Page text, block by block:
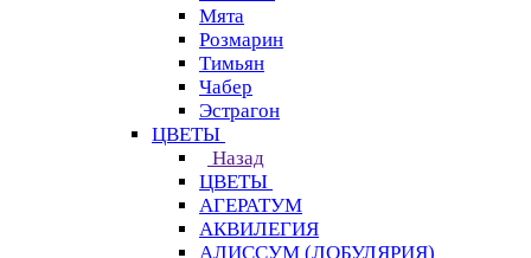
Мята
Розмарин
Тимьян
Чабер
Эстрагон
ЦВЕТЫ
Назад
ЦВЕТЫ
АГЕРАТУМ
АКВИЛЕГИЯ
АЛИССУМ (ЛОБУЛЯРИЯ)